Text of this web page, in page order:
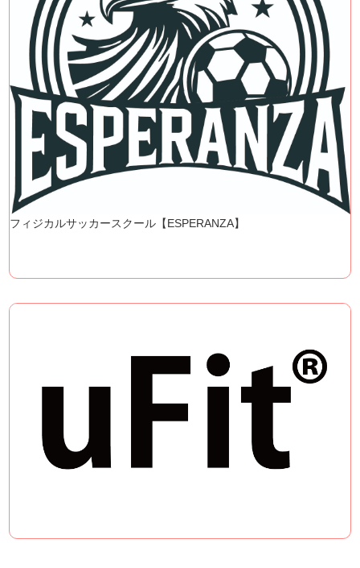
フィジカルサッカースクール【ESPERANZA】